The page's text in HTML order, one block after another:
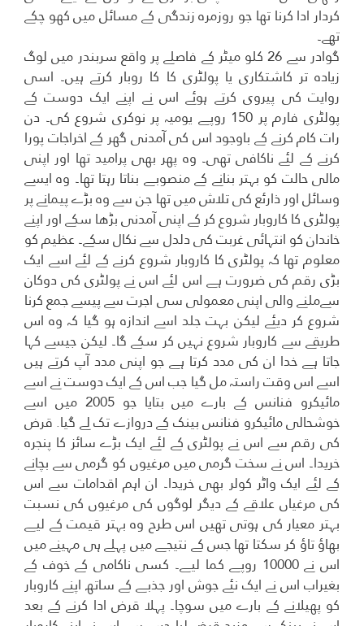
کردار ادا کرنا تھا جو روزمرہ زندگی کے مسائل میں کھو چکے
تھے۔
گوادر سے 26 کلو میٹر کے فاصلے پر واقع سربندر میں لوگ
زیادہ تر کاشتکاری یا پولٹری کا کا روبار کرتے ہیں۔ اسی
روایت کی پیروی کرتے ہوئے اس نے اپنے ایک دوست کے
پولٹری فارم پر 150 روپے یومیہ پر نوکری شروع کی۔ دن
رات کام کرنے کے باوجود اس کی آمدنی گھر کے اخراجات پورا
کرنے کے لئے ناکافی تھی۔ وہ پھر بھی پرامید تھا اور اپنی
مالی حالت کو بہتر بنانے کے منصوبے بناتا رہتا تھا۔ وہ ایسے
وسائل اور ذارئع کی تلاش میں تھا جن سے وہ بڑے پیمانے پر
پولٹری کا کاروبار شروع کر کے اپنی آمدنی بڑھا سکے اور اپنے
خاندان کو انتہائی غربت کی دلدل سے نکال سکے۔ عظیم کو
معلوم تھا کہ پولٹری کا کاروبار شروع کرنے کے لئے اسے ایک
بڑی رقم کی ضرورت ہے اس لئے اس نے پولٹری کی دوکان
سےملنے والی اپنی معمولی سی اجرت سے پیسے جمع کرنا
شروع کر دیئے لیکن بہت جلد اسے اندازہ ہو گیا کہ وہ اس
طریقے سے کاروبار شروع نہیں کر سکے گا۔ لیکن جیسے کہا
جاتا ہے خدا ان کی مدد کرتا ہے جو اپنی مدد آپ کرتے ہیں
اسے اس وقت راستہ مل گیا جب اس کے ایک دوست نے اسے
مائیکرو فنانس کے بارے میں بتایا جو 2005 میں اسے
خوشحالی مائیکرو فنانس بینک کے دروازے تک لے گیا. قرض
کی رقم سے اس نے پولٹری کے لئے ایک بڑے سائز کا پنجرہ
خریدا۔ اس نے سخت گرمی میں مرغیوں کو گرمی سے بچانے
کے لئے ایک واٹر کولر بھی خریدا۔ ان اہم اقدامات سے اس
کی مرغیاں علاقے کے دیگر لوگوں کی مرغیوں کی نسبت
بہتر معیار کی ہوتی تھیں اس طرح وہ بہتر قیمت کے لیے
بھاؤ تاؤ کر سکتا تھا جس کے نتیجے میں پہلے ہی مہینے میں
اس نے 10000 روپے کما لیے۔ کسی ناکامی کے خوف کے
بغیراب اس نے ایک نئے جوش اور جذبے کے ساتھ اپنے کاروبار
کو پھیلانے کے بارے میں سوچا۔ پہلا قرض ادا کرنے کے بعد